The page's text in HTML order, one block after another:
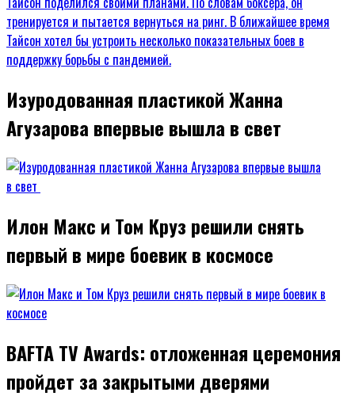
Изуродованная пластикой Жанна
Агузарова впервые вышла в свет
Илон Макс и Том Круз решили снять
первый в мире боевик в космосе
BAFTA TV Awards: отложенная церемония
пройдет за закрытыми дверями